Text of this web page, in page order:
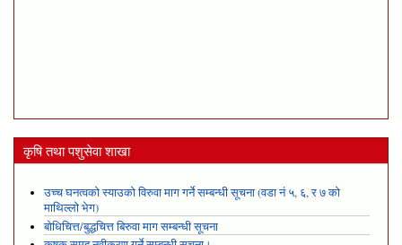
कृषि तथा पशुसेवा शाखा
उच्च घनत्वको स्याउको विरुवा माग गर्ने सम्बन्धी सूचना (वडा नं ५, ६, र ७ को
माथिल्लो भेग)
बोधिचित्त/बुद्धचित्त बिरुवा माग सम्बन्धी सूचना